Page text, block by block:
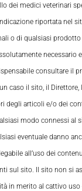
dei medici veterinari
riportata nel
o di qualsiasi
necessario e
consultare il
caso il sito, il Direttore,
degli articoli e/o dei
modo connessi al
eventuale danno
all’uso dei
sul sito. Il sito non si
in merito al cattivo uso